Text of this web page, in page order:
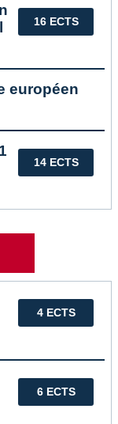
16 ECTS
européen
14 ECTS
4 ECTS
6 ECTS